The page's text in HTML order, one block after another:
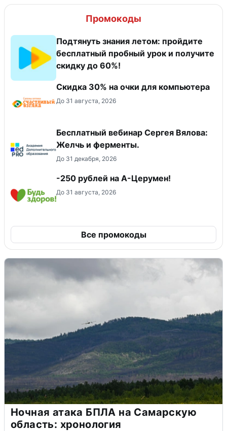
Промокоды
Подтянуть знания летом: пройдите
бесплатный пробный урок и получите
скидку до 60%!
Скидка 30% на очки для компьютера
До 31 августа, 2026
Бесплатный вебинар Сергея Вялова:
Желчь и ферменты.
До 31 декабря, 2026
-250 рублей на А-Церумен!
До 31 августа, 2026
Все промокоды
Ночная атака БПЛА на Самарскую
область: хронология